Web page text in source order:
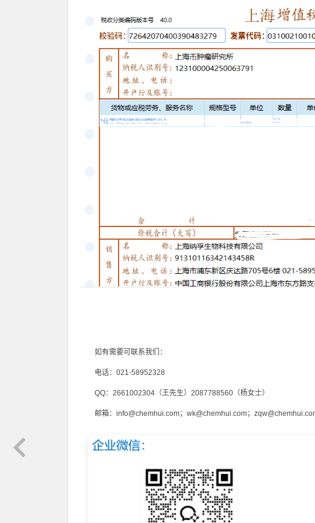
如有需要可联系我们：
电话： 021-58952328
QQ： 2661002304 （王先生） 2087788560 （杨女士）
邮箱： info@chemhui.com； wk@chemhui.com；